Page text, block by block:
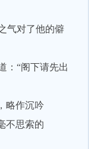
气对了他的僻
“阁下请先出
略作沉吟
不思索的